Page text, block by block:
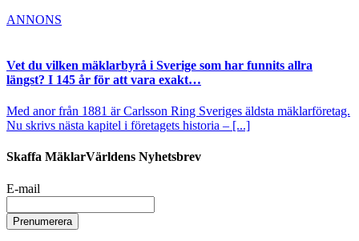
ANNONS
Vet du vilken mäklarbyrå i Sverige som har funnits allra
längst? I 145 år för att vara exakt…
Med anor från 1881 är Carlsson Ring Sveriges äldsta mäklarföretag.
Nu skrivs nästa kapitel i företagets historia – [...]
Skaffa MäklarVärldens Nyhetsbrev
E-mail
Prenumerera